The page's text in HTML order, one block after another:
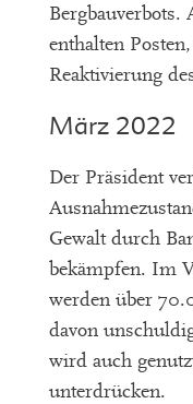
Bergbauverbots.
enthalten
Reaktivierung
März 2022
Der Präsident
Gewalt durch
bekämpfen. Im
werden über
davon
wird auch
unterdrücken.